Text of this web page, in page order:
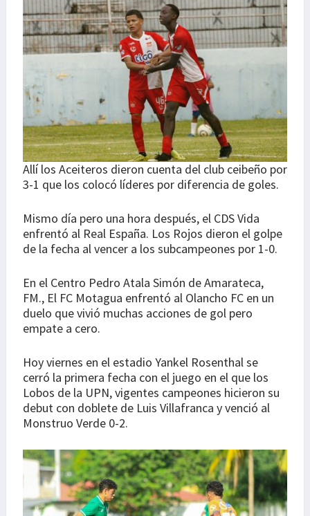
Allí los Aceiteros dieron cuenta del club ceibeño por
3-1 que los colocó líderes por diferencia de goles.
Mismo día pero una hora después, el CDS Vida
enfrentó al Real España. Los Rojos dieron el golpe
de la fecha al vencer a los subcampeones por 1-0.
En el Centro Pedro Atala Simón de Amarateca,
FM., El FC Motagua enfrentó al Olancho FC en un
duelo que vivió muchas acciones de gol pero
empate a cero.
Hoy viernes en el estadio Yankel Rosenthal se
cerró la primera fecha con el juego en el que los
Lobos de la UPN, vigentes campeones hicieron su
debut con doblete de Luis Villafranca y venció al
Monstruo Verde 0-2.